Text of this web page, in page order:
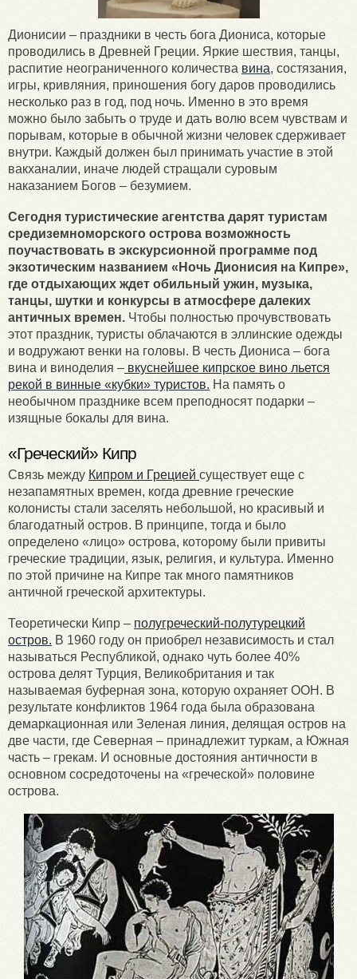
Дионисии – праздники в честь бога Диониса, которые
проводились в Древней Греции. Яркие шествия, танцы,
распитие неограниченного количества вина, состязания,
игры, кривляния, приношения богу даров проводились
несколько раз в год, под ночь. Именно в это время
можно было забыть о труде и дать волю всем чувствам и
порывам, которые в обычной жизни человек сдерживает
внутри. Каждый должен был принимать участие в этой
вакханалии, иначе людей стращали суровым
наказанием Богов – безумием.
Сегодня туристические агентства дарят туристам
средиземноморского острова возможность
поучаствовать в экскурсионной программе под
экзотическим названием «Ночь Дионисия на Кипре»,
где отдыхающих ждет обильный ужин, музыка,
танцы, шутки и конкурсы в атмосфере далеких
античных времен. Чтобы полностью прочувствовать
этот праздник, туристы облачаются в эллинские одежды
и водружают венки на головы. В честь Диониса – бога
вина и виноделия – вкуснейшее кипрское вино льется
рекой в винные «кубки» туристов. На память о
необычном празднике всем преподносят подарки –
изящные бокалы для вина.
«Греческий» Кипр
Связь между Кипром и Грецией существует еще с
незапамятных времен, когда древние греческие
колонисты стали заселять небольшой, но красивый и
благодатный остров. В принципе, тогда и было
определено «лицо» острова, которому были привиты
греческие традиции, язык, религия, и культура. Именно
по этой причине на Кипре так много памятников
античной греческой архитектуры.
Теоретически Кипр – полугреческий-полутурецкий
остров. В 1960 году он приобрел независимость и стал
называться Республикой, однако чуть более 40%
острова делят Турция, Великобритания и так
называемая буферная зона, которую охраняет ООН. В
результате конфликтов 1964 года была образована
демаркационная или Зеленая линия, делящая остров на
две части, где Северная – принадлежит туркам, а Южная
часть – грекам. И основные достояния античности в
основном сосредоточены на «греческой» половине
острова.